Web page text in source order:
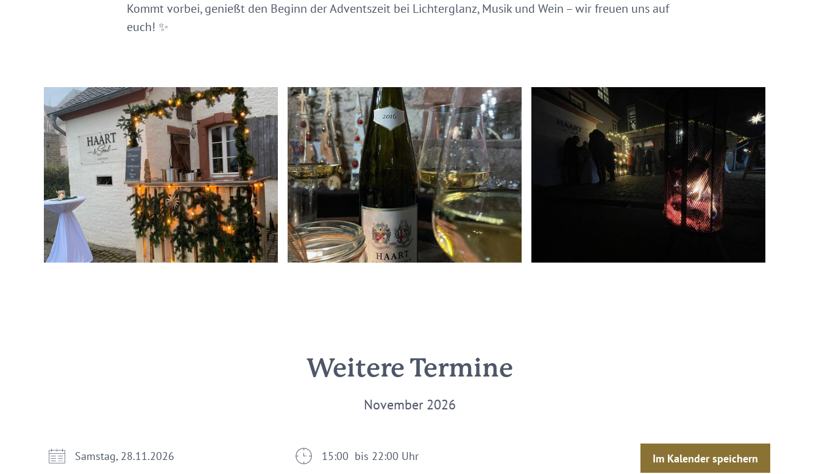
Kommt vorbei, genießt den Beginn der Adventszeit bei Lichterglanz, Musik und Wein – wir freuen uns auf
euch! ✨
Weitere Termine
November 2026
Samstag, 28.11.2026 15:00 bis 22:00 Uhr Im Kalender speichern